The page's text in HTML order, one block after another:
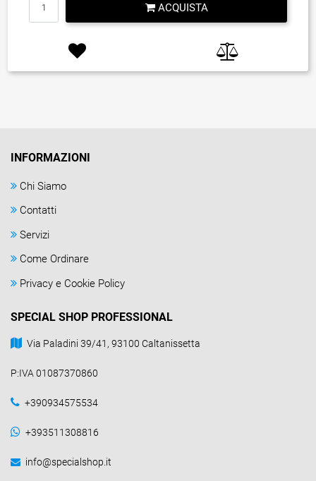
ACQUISTA
INFORMAZIONI
Chi Siamo
Contatti
Servizi
Come Ordinare
Privacy e Cookie Policy
SPECIAL SHOP PROFESSIONAL
Via Paladini 39/41, 93100 Caltanissetta
P:IVA 01087370860
+390934575534
+393511308816
info@specialshop.it